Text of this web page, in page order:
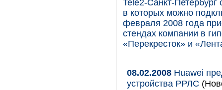
Tele2-Санкт-Петербург
в которых можно
февраля 2008 года
стендах компании в
«Перекресток» и
08.02.2008 Huawei
устройства РРЛС